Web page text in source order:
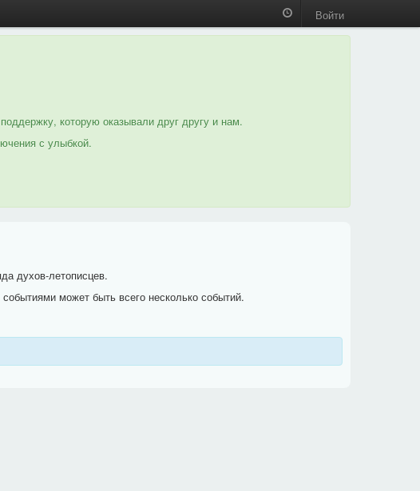
Войти
которую оказывали друг другу и нам.
с улыбкой.
духов-летописцев.
может быть всего несколько событий.